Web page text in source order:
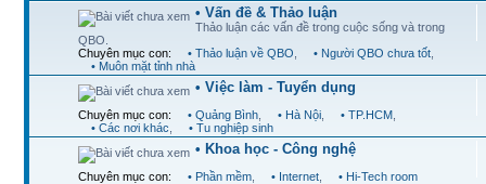
• Vấn đề & Thảo luận
Thảo luận các vấn đề trong cuộc sống và trong
QBO.
Chuyên mục con:
• Thảo luận về QBO • Người QBO chưa tốt
• Muôn mặt tỉnh nhà
• Việc làm - Tuyển dụng
Chuyên mục con: • Quảng Bình • Hà Nội • TP.HCM
• Các nơi khác
• Tu nghiệp sinh
• Khoa học - Công nghệ
Chuyên mục con: • Phần mềm • Internet • Hi-Tech room